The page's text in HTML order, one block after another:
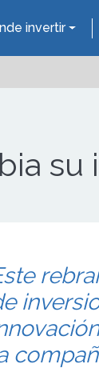
invertir